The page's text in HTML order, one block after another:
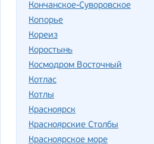
Кончанское-Суворовское
Копорье
Кореиз
Коростынь
Космодром Восточный
Котлас
Котлы
Красноярск
Красноярские Столбы
Красноярское море